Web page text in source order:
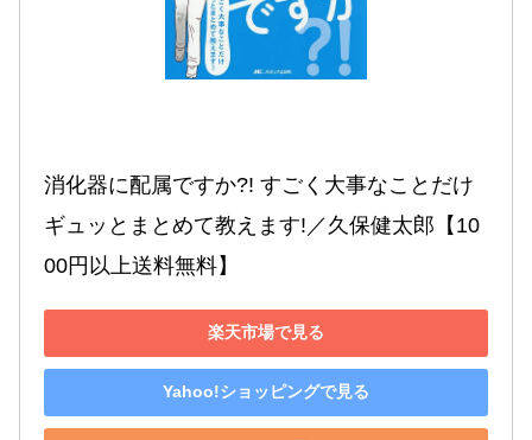
消化器に配属ですか?! すごく大事なことだけ
ギュッとまとめて教えます!／久保健太郎【10
00円以上送料無料】
楽天市場で見る
Yahoo!ショッピングで見る